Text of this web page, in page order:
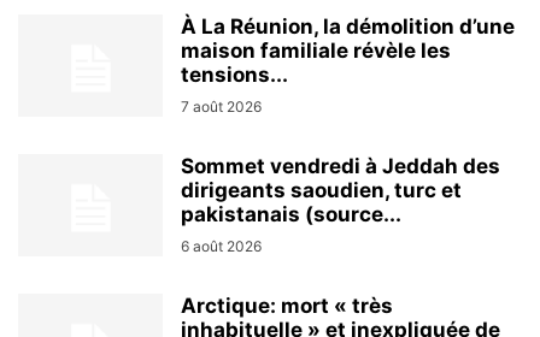
À La Réunion, la démolition d’une
maison familiale révèle les
tensions...
7 août 2026
Sommet vendredi à Jeddah des
dirigeants saoudien, turc et
pakistanais (source...
6 août 2026
Arctique: mort « très
inhabituelle » et inexpliquée de